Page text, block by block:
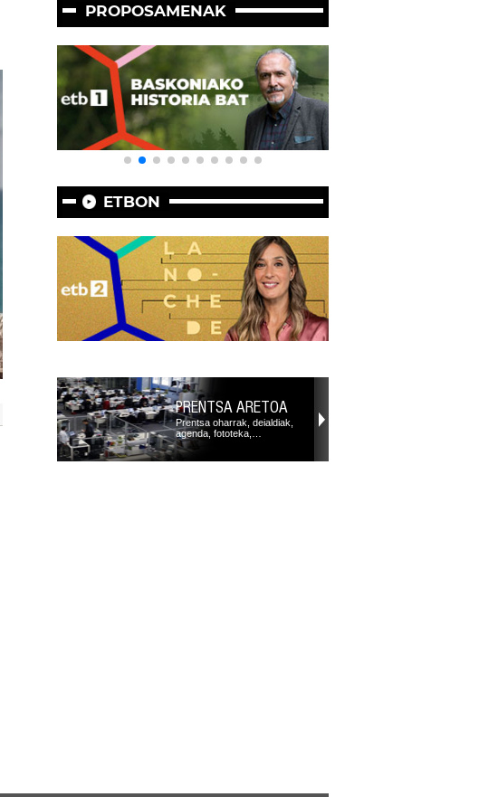
PROPOSAMENAK
ETBON
PRENTSA ARETOA
Prentsa oharrak, deialdiak,
agenda, fototeka,…